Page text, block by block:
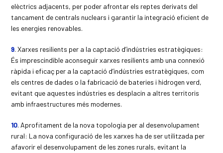
elèctrics adjacents, per poder afrontar els reptes derivats del
tancament de centrals nuclears i garantir la integració eficient de
les energies renovables.
9. Xarxes resilients per a la captació d’indústries estratègiques:
És imprescindible aconseguir xarxes resilients amb una connexió
ràpida i eficaç per a la captació d’indústries estratègiques, com
els centres de dades o la fabricació de bateries i hidrogen verd,
evitant que aquestes indústries es desplacin a altres territoris
amb infraestructures més modernes.
10. Aprofitament de la nova topologia per al desenvolupament
rural: La nova configuració de les xarxes ha de ser utilitzada per
afavorir el desenvolupament de les zones rurals, evitant la